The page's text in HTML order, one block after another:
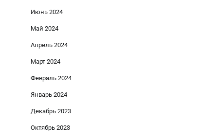
Июнь 2024
Май 2024
Апрель 2024
Март 2024
Февраль 2024
Январь 2024
Декабрь 2023
Октябрь 2023